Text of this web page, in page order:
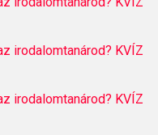
irodalomtanárod? KVÍZ
irodalomtanárod? KVÍZ